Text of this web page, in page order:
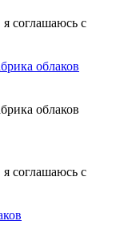
соглашаюсь с
облаков
облаков
соглашаюсь с